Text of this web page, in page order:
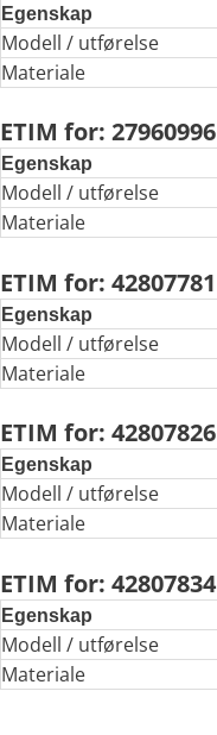
Egenskap
Modell / utførelse
Materiale
ETIM for: 27960996
Egenskap
Modell / utførelse
Materiale
ETIM for: 42807781
Egenskap
Modell / utførelse
Materiale
ETIM for: 42807826
Egenskap
Modell / utførelse
Materiale
ETIM for: 42807834
Egenskap
Modell / utførelse
Materiale